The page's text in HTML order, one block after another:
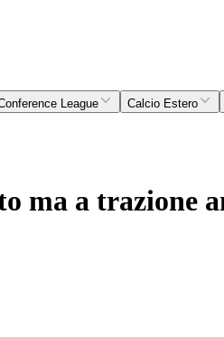
League Calcio Estero
ma a trazione